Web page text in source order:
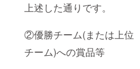
上述した通りです。
②優勝チーム(または上位
チーム)への賞品等